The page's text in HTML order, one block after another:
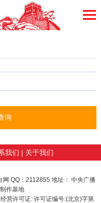
我们 | 关于我们
QQ：2112855 地址： 中央广播
作基地
营许可证: 许可证编号:(北京)字第